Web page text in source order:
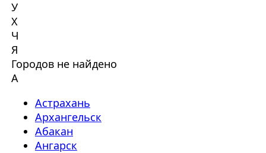
У
Х
Ч
Я
Городов не найдено
А
Астрахань
Архангельск
Абакан
Ангарск